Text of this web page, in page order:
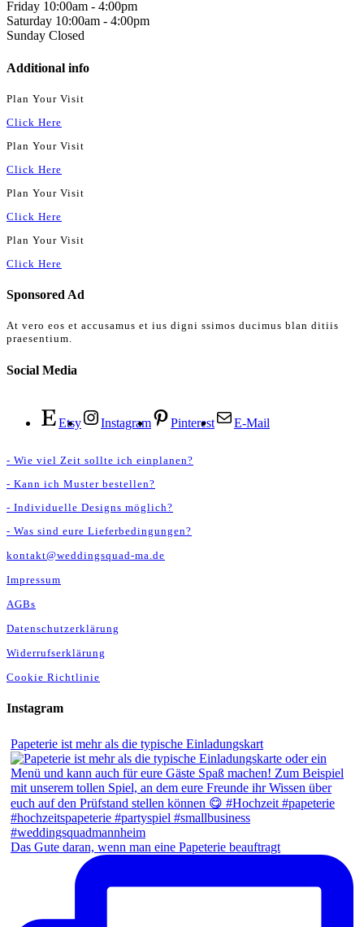
Friday 10:00am - 4:00pm
Saturday 10:00am - 4:00pm
Sunday Closed
Additional info
Plan Your Visit
Click Here
Plan Your Visit
Click Here
Plan Your Visit
Click Here
Plan Your Visit
Click Here
Sponsored Ad
At vero eos et accusamus et ius digni ssimos ducimus blan ditiis
praesentium.
Social Media
Etsy Instagram Pinterest E-Mail
- Wie viel Zeit sollte ich einplanen?
- Kann ich Muster bestellen?
- Individuelle Designs möglich?
- Was sind eure Lieferbedingungen?
kontakt@weddingsquad-ma.de
Impressum
AGBs
Datenschutzerklärung
Widerrufserklärung
Cookie Richtlinie
Instagram
Papeterie ist mehr als die typische Einladungskart
Das Gute daran, wenn man eine Papeterie beauftragt